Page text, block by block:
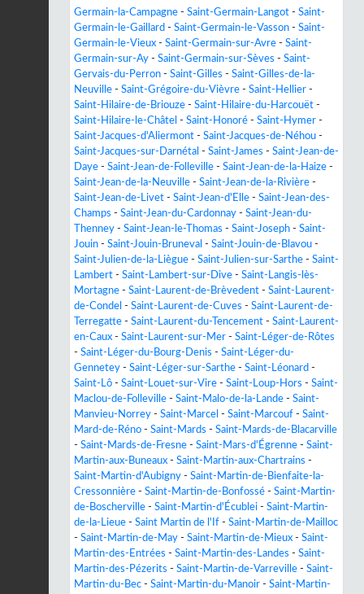
Germain-la-Campagne - Saint-Germain-Langot - Saint-
Germain-le-Gaillard - Saint-Germain-le-Vasson - Saint-
Germain-le-Vieux - Saint-Germain-sur-Avre - Saint-
Germain-sur-Ay - Saint-Germain-sur-Sèves - Saint-
Gervais-du-Perron - Saint-Gilles - Saint-Gilles-de-la-
Neuville - Saint-Grégoire-du-Vièvre - Saint-Hellier -
Saint-Hilaire-de-Briouze - Saint-Hilaire-du-Harcouët -
Saint-Hilaire-le-Châtel - Saint-Honoré - Saint-Hymer -
Saint-Jacques-d'Aliermont - Saint-Jacques-de-Néhou -
Saint-Jacques-sur-Darnétal - Saint-James - Saint-Jean-de-
Daye - Saint-Jean-de-Folleville - Saint-Jean-de-la-Haize -
Saint-Jean-de-la-Neuville - Saint-Jean-de-la-Rivière -
Saint-Jean-de-Livet - Saint-Jean-d'Elle - Saint-Jean-des-
Champs - Saint-Jean-du-Cardonnay - Saint-Jean-du-
Thenney - Saint-Jean-le-Thomas - Saint-Joseph - Saint-
Jouin - Saint-Jouin-Bruneval - Saint-Jouin-de-Blavou -
Saint-Julien-de-la-Liègue - Saint-Julien-sur-Sarthe - Saint-
Lambert - Saint-Lambert-sur-Dive - Saint-Langis-lès-
Mortagne - Saint-Laurent-de-Brèvedent - Saint-Laurent-
de-Condel - Saint-Laurent-de-Cuves - Saint-Laurent-de-
Terregatte - Saint-Laurent-du-Tencement - Saint-Laurent-
en-Caux - Saint-Laurent-sur-Mer - Saint-Léger-de-Rôtes
- Saint-Léger-du-Bourg-Denis - Saint-Léger-du-
Gennetey - Saint-Léger-sur-Sarthe - Saint-Léonard -
Saint-Lô - Saint-Louet-sur-Vire - Saint-Loup-Hors - Saint-
Maclou-de-Folleville - Saint-Malo-de-la-Lande - Saint-
Manvieu-Norrey - Saint-Marcel - Saint-Marcouf - Saint-
Mard-de-Réno - Saint-Mards - Saint-Mards-de-Blacarville
- Saint-Mards-de-Fresne - Saint-Mars-d'Égrenne - Saint-
Martin-aux-Buneaux - Saint-Martin-aux-Chartrains -
Saint-Martin-d'Aubigny - Saint-Martin-de-Bienfaite-la-
Cressonnière - Saint-Martin-de-Bonfossé - Saint-Martin-
de-Boscherville - Saint-Martin-d'Écublei - Saint-Martin-
de-la-Lieue - Saint Martin de l'If - Saint-Martin-de-Mailloc
- Saint-Martin-de-May - Saint-Martin-de-Mieux - Saint-
Martin-des-Entrées - Saint-Martin-des-Landes - Saint-
Martin-des-Pézerits - Saint-Martin-de-Varreville - Saint-
Martin-du-Bec - Saint-Martin-du-Manoir - Saint-Martin-